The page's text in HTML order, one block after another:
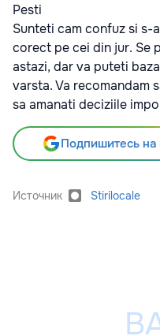
Pesti
Sunteti cam confuz si s-
corect pe cei din jur. Se
astazi, dar va puteti
varsta. Va recomandam
sa amanati deciziile
Подпишитесь на
Источник Stirilocale